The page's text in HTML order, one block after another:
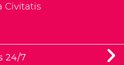
Civitatis
24/7